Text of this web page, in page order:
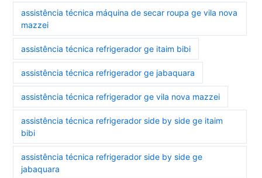
assistência técnica máquina de secar roupa ge vila nova
mazzei
assistência técnica refrigerador ge itaim bibi
assistência técnica refrigerador ge jabaquara
assistência técnica refrigerador ge vila nova mazzei
assistência técnica refrigerador side by side ge itaim
bibi
assistência técnica refrigerador side by side ge
jabaquara